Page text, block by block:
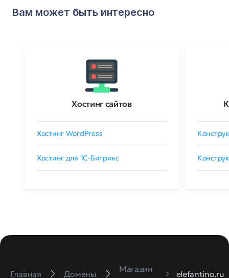
Вам может быть интересно
Хостинг сайтов
Хостинг WordPress
Хостинг для 1C-Битрикс
Главная Домены
Магазин
elefantino.ru